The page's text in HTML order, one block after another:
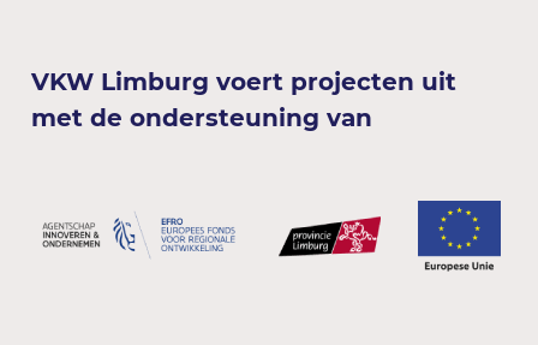
VKW Limburg voert projecten uit
met de ondersteuning van